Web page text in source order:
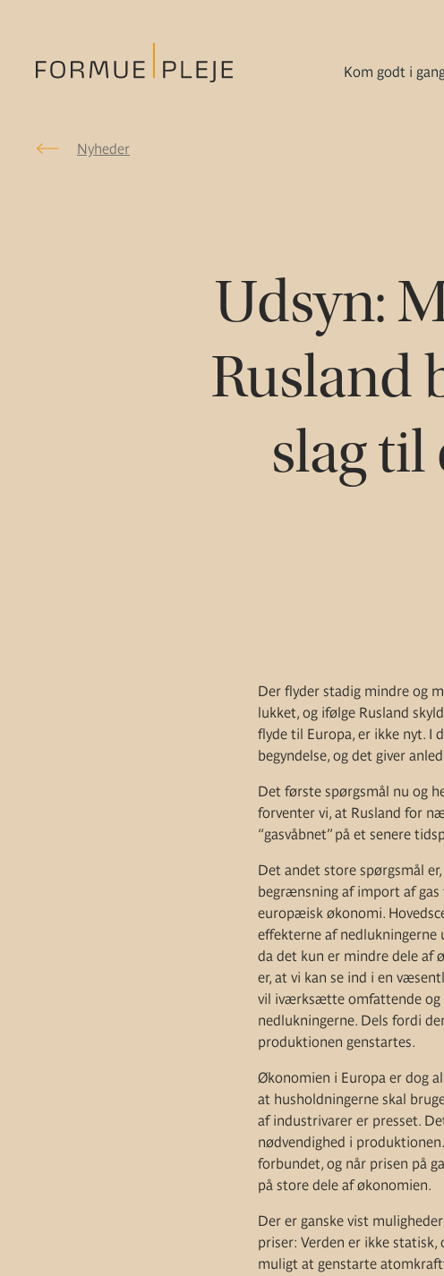
Kom godt i
Nyheder
Udsyn:
Rusland
slag
Der flyder stadig mindre og
lukket, og ifølge Rusland
flyde til Europa, er ikke nyt. I
begyndelse, og det giver
Det første spørgsmål nu og
forventer vi, at Rusland for
“gasvåbnet” på et senere
Det andet store spørgsmål
begrænsning af import af gas
europæisk økonomi.
effekterne af nedlukningerne
da det kun er mindre dele af
er, at vi kan se ind i en
vil iværksætte omfattende og
nedlukningerne. Dels fordi
produktionen genstartes.
Økonomien i Europa er dog
at husholdningerne skal
af industrivarer er presset.
nødvendighed i
forbundet, og når prisen på
på store dele af økonomien.
Der er ganske vist
priser: Verden er ikke
muligt at genstarte